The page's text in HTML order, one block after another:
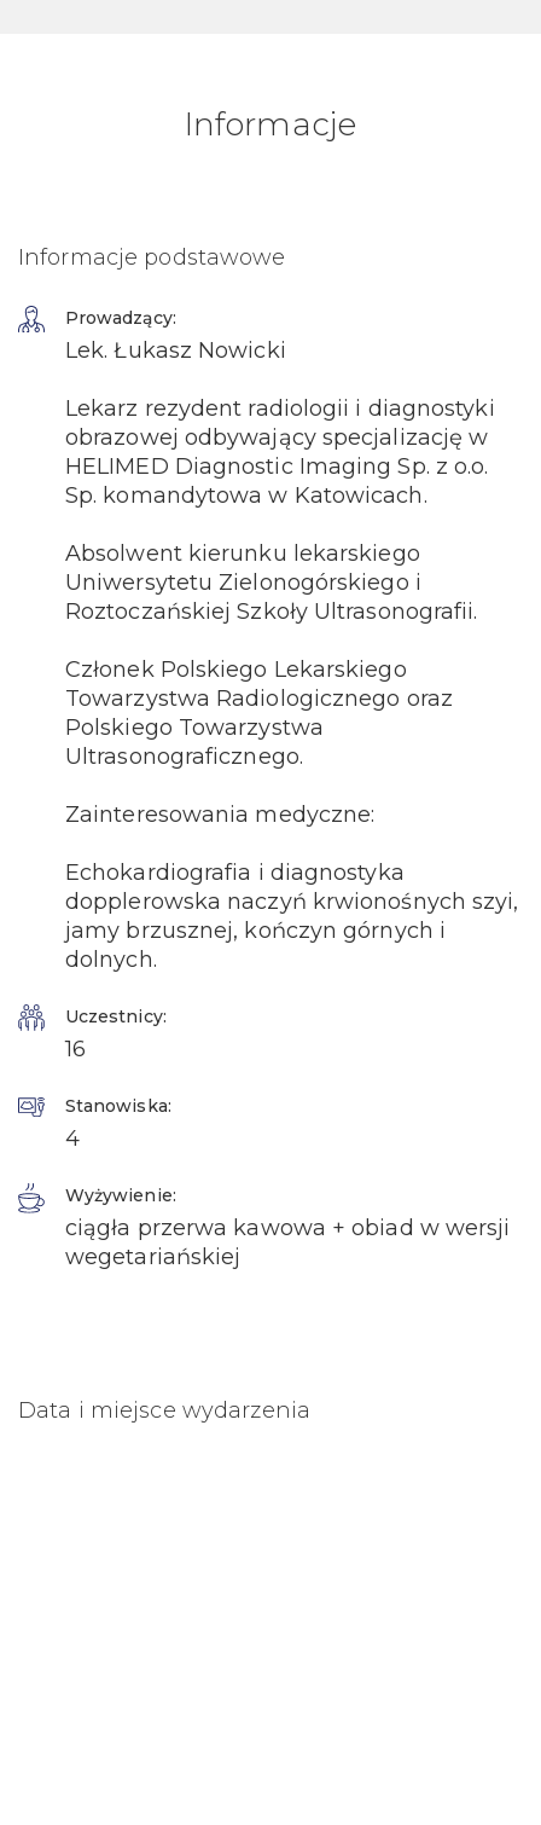
Informacje
Informacje podstawowe
Prowadzący:
Lek. Łukasz Nowicki
Lekarz rezydent radiologii i diagnostyki
obrazowej odbywający specjalizację w
HELIMED Diagnostic Imaging Sp. z o.o.
Sp. komandytowa w Katowicach.
Absolwent kierunku lekarskiego
Uniwersytetu Zielonogórskiego i
Roztoczańskiej Szkoły Ultrasonografii.
Członek Polskiego Lekarskiego
Towarzystwa Radiologicznego oraz
Polskiego Towarzystwa
Ultrasonograficznego.
Zainteresowania medyczne:
Echokardiografia i diagnostyka
dopplerowska naczyń krwionośnych szyi,
jamy brzusznej, kończyn górnych i
dolnych.
Uczestnicy:
16
Stanowiska:
4
Wyżywienie:
ciągła przerwa kawowa + obiad w wersji
wegetariańskiej
Data i miejsce wydarzenia